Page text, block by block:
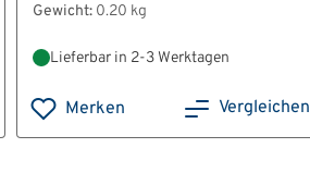
Gewicht: 0.20 kg
Lieferbar in 2-3 Werktagen
Merken Vergleichen